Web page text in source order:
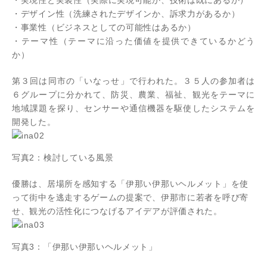
・デザイン性（洗練されたデザインか、訴求力があるか）
・事業性（ビジネスとしての可能性はあるか）
・テーマ性（テーマに沿った価値を提供できているかどう
か）
第３回は同市の「いなっせ」で行われた。３５人の参加者は
６グループに分かれて、防災、農業、福祉、観光をテーマに
地域課題を探り、センサーや通信機器を駆使したシステムを
開発した。
写真2：検討している風景
優勝は、居場所を感知する「伊那い伊那いヘルメット」を使
って街中を逃走するゲームの提案で、伊那市に若者を呼び寄
せ、観光の活性化につなげるアイデアが評価された。
写真3：「伊那い伊那いヘルメット」